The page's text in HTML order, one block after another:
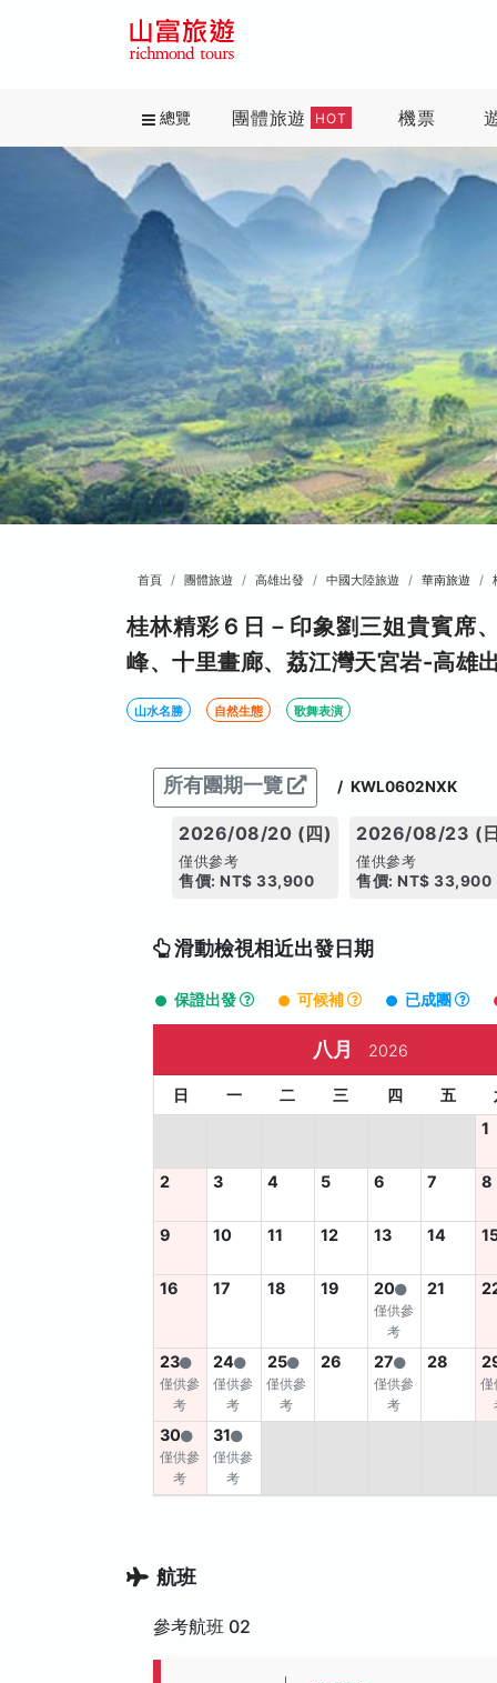
總覽 團體旅遊 HOT 機票
首頁 團體旅遊 高雄出發 中國大陸旅遊 華南旅遊
桂林精彩６日－印象劉三姐貴賓席
峰、十里畫廊、荔江灣天宮岩-高雄
山水名勝 自然生態 歌舞表演
所有團期一覽 / KWL0602NXK
2026/08/20 (四)
僅供參考
售價: NT$ 33,900
2026/08/23 (
僅供參考
售價: NT$ 33,900
滑動檢視相近出發日期
保證出發 可候補 已成團
八月 2026
日 一 二 三 四 五
1
2 3 4 5 6 7 8
9 10 11 12 13 14
16 17 18 19 20
僅供參
考
21
23
僅供參
考
24
僅供參
考
25
僅供參
考
26 27
僅供參
考
28
僅
30
僅供參
考
31
僅供參
考
航班
參考航班 02